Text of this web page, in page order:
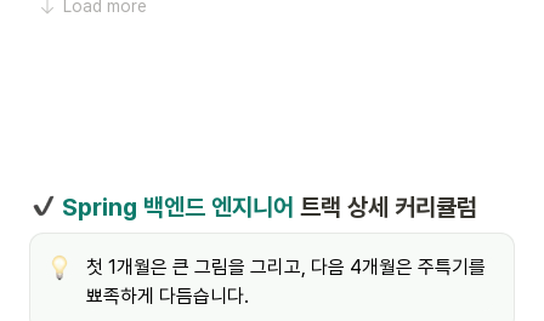
Load more
Spring 백엔드 엔지니어 트랙 상세 커리큘럼
첫 1개월은 큰 그림을 그리고, 다음 4개월은 주특기를
뾰족하게 다듬습니다.